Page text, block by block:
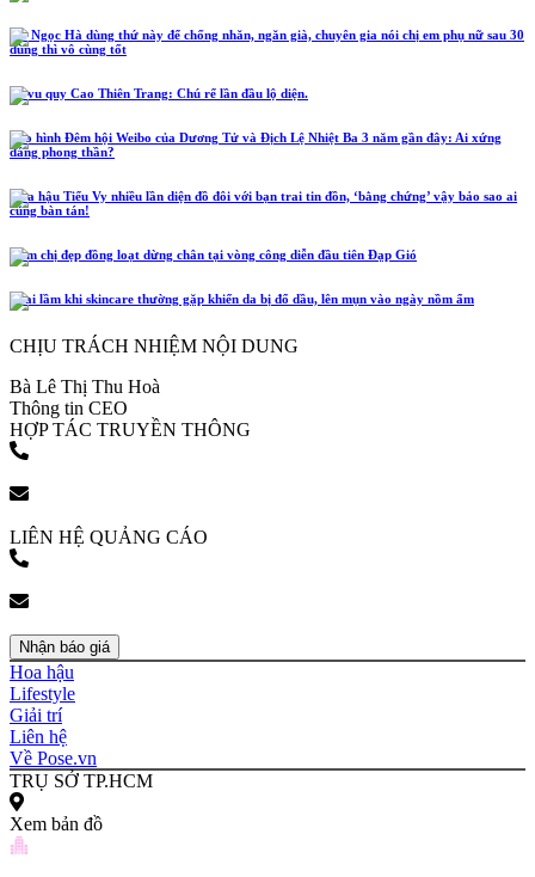
Hồ Ngọc Hà dùng thứ này để chống nhăn, ngăn già, chuyên gia nói chị em phụ nữ sau 30
dùng thì vô cùng tốt
Lễ vu quy Cao Thiên Trang: Chú rể lần đầu lộ diện.
Tạo hình Đêm hội Weibo của Dương Tử và Địch Lệ Nhiệt Ba 3 năm gần đây: Ai xứng
đáng phong thần?
Hoa hậu Tiểu Vy nhiều lần diện đồ đôi với bạn trai tin đồn, ‘bằng chứng’ vậy bảo sao ai
cũng bàn tán!
Năm chị đẹp đồng loạt dừng chân tại vòng công diễn đầu tiên Đạp Gió
4 sai lầm khi skincare thường gặp khiến da bị đổ dầu, lên mụn vào ngày nồm ẩm
CHỊU TRÁCH NHIỆM NỘI DUNG
Bà Lê Thị Thu Hoà
Thông tin CEO
HỢP TÁC TRUYỀN THÔNG
LIÊN HỆ QUẢNG CÁO
Nhận báo giá
Hoa hậu
Lifestyle
Giải trí
Liên hệ
Về Pose.vn
TRỤ SỞ TP.HCM
Xem bản đồ